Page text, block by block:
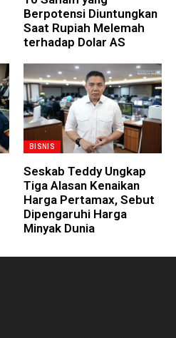
Berpotensi Diuntungkan
Saat Rupiah Melemah
terhadap Dolar AS
BISNIS
Seskab Teddy Ungkap
Tiga Alasan Kenaikan
Harga Pertamax, Sebut
Dipengaruhi Harga
Minyak Dunia